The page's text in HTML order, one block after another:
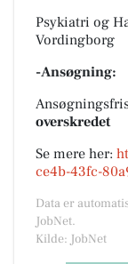
Psykiatri og
Vordingborg
-Ansøgning:
overskredet
Se mere her:
ce4b-43fc-
Data er
JobNet.
Kilde: JobNet